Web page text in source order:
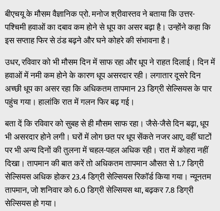
बीएचयू के मौसम वैज्ञानिक प्रो. मनोज श्रीवास्तव ने बताया कि उत्तर-
पश्चिमी हवाओं का दबाव कम होने से धूप का असर बढ़ा है। उन्होंने कहा कि
इस सप्ताह फिर से ठंड बढ़ने और घने कोहरे की संभावना है।
उधर, रविवार को भी मौसम दिन में साफ रहा और धूप ने राहत दिलाई। दिन में
हवाओं में नमी कम होने के कारण धूप असरदार रही। लगातार दूसरे दिन
अच्छी धूप का असर रहा कि अधिकतम तापमान 23 डिग्री सेल्सियस के पार
पहुंच गया। हालांकि रात में गलन फिर बढ़ गई।
बता दें कि रविवार को सुबह से ही मौसम साफ रहा। जैसे-जैसे दिन बढ़ा, धूप
भी असरदार होने लगी। घरों में लोग छत पर धूप सेंकते नजर आए, वहीं घाटों
पर भी अन्य दिनों की तुलना में चहल-पहल अधिक रही। रात में कोहरा नहीं
दिखा। तापमान की बात करें तो अधिकतम तापमान औसत से 1.7 डिग्री
सेल्सियस अधिक होकर 23.4 डिग्री सेल्सियस रिकॉर्ड किया गया। न्यूनतम
तापमान, जो शनिवार को 6.0 डिग्री सेल्सियस था, बढ़कर 7.8 डिग्री
सेल्सियस हो गया।